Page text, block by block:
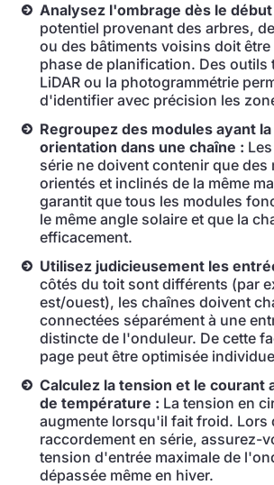
Analysez l'ombrage dès le début
potentiel provenant des arbres,
ou des bâtiments voisins doit
phase de planification. Des outils
LiDAR ou la photogrammétrie
d'identifier avec précision les
Regroupez des modules ayant
orientation dans une chaîne :
série ne doivent contenir que des
orientés et inclinés de la même
garantit que tous les modules
le même angle solaire et que la
efficacement.
Utilisez judicieusement les
côtés du toit sont différents (par
est/ouest), les chaînes doivent
connectées séparément à une
distincte de l'onduleur. De cette
page peut être optimisée
Calculez la tension et le courant
de température : La tension en
augmente lorsqu'il fait froid. Lors
raccordement en série, assurez-
tension d'entrée maximale de
dépassée même en hiver.